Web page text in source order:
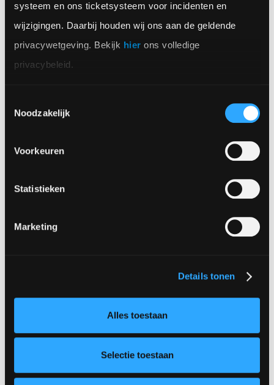
systeem en ons ticketsysteem voor incidenten en
wijzigingen. Daarbij houden wij ons aan de geldende
privacywetgeving. Bekijk hier ons volledige
privacybeleid.
Noodzakelijk
Voorkeuren
Statistieken
Marketing
Details tonen
Alles toestaan
Selectie toestaan
zorg vaak op?
Monitoring en alarmering zodat cliënten langer zelfstandig
kunnen blijven. Dit verhoogt veiligheid en ontlast
sensoren samenwerkt?
en escalaties. Voorkom alert fatigue door prioriteiten en